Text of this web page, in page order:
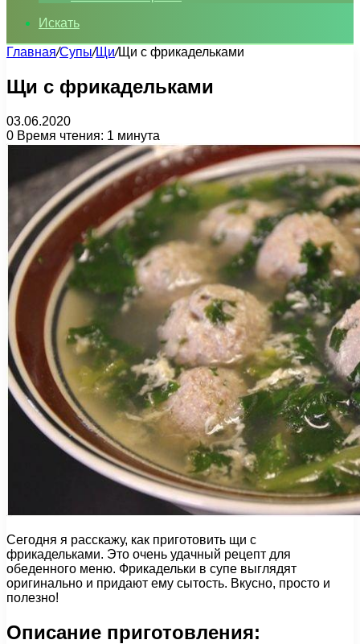
Искать
Главная/Супы/Щи/Щи с фрикадельками
Щи с фрикадельками
03.06.2020
0 Время чтения: 1 минута
Сегодня я расскажу, как приготовить щи с
фрикадельками. Это очень удачный рецепт для
обеденного меню. Фрикадельки в супе выглядят
оригинально и придают ему сытость. Вкусно, просто и
полезно!
Описание приготовления: